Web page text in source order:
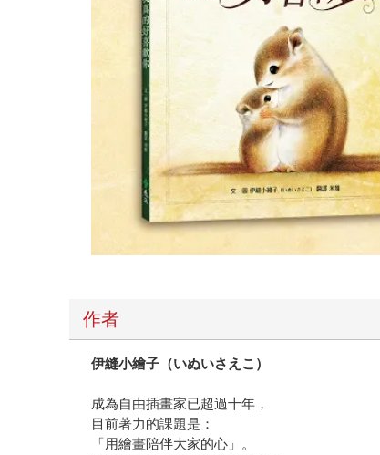
作者
伊縫小繪子（いぬいさえこ）
成為自由插畫家已超過十年，
目前著力的課題是：
「用繪畫陪伴大家的心」。